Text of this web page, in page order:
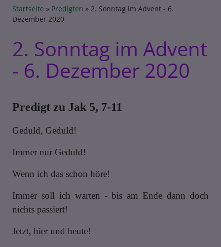
Breadcrumb
Startseite Predigten
2. Sonntag im Advent - 6.
Dezember 2020
2. Sonntag im Advent
- 6. Dezember 2020
Predigt zu Jak 5, 7-11
Geduld, Geduld!
Immer nur Geduld!
Wenn ich das schon höre!
Immer soll ich warten - bis am Ende dann doch
nichts passiert!
Jetzt, hier und heute!